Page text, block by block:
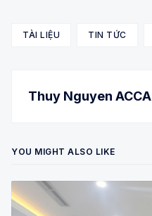
TÀI LIỆU TIN TỨC
Thuy Nguyen ACCA
YOU MIGHT ALSO LIKE